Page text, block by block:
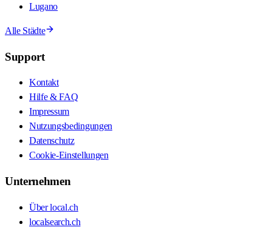
Lugano
Alle Städte
Support
Kontakt
Hilfe & FAQ
Impressum
Nutzungsbedingungen
Datenschutz
Cookie-Einstellungen
Unternehmen
Über local.ch
localsearch.ch